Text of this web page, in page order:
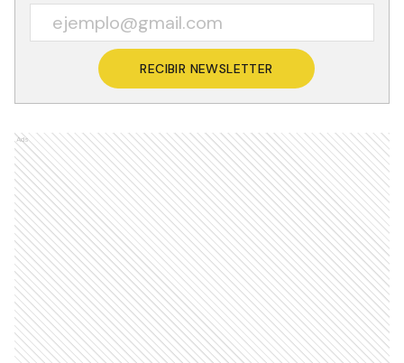
RECIBIR NEWSLETTER
Ads